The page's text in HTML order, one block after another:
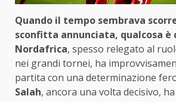
Quando il tempo sembrava
sconfitta annunciata, qualcosa è
Nordafrica, spesso relegato al
nei grandi tornei, ha
partita con una determinazione
Salah, ancora una volta decisivo,